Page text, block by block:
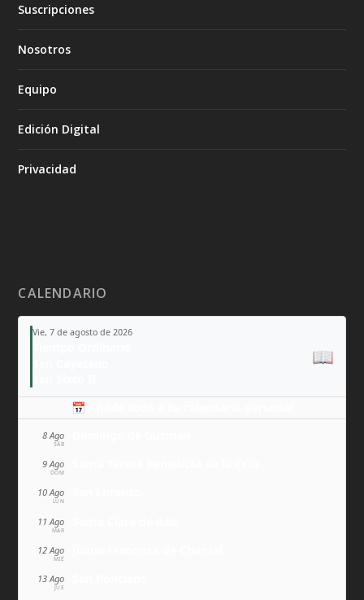
Suscripciones
Nosotros
Equipo
Edición Digital
Privacidad
CALENDARIO
Vie, 7 de agosto de 2026
📖
📅 Añade todo a tu calendario personal
8 Ago
SÁB
9 Ago
DOM
10 Ago
LUN
11 Ago
MAR
12 Ago
MIÉ
13 Ago
JUE